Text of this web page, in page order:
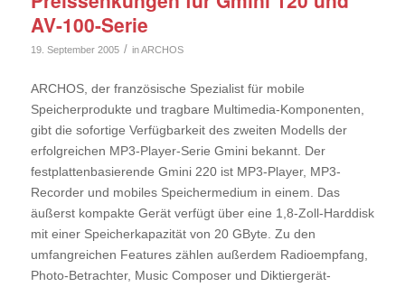
AV-100-Serie
19. September 2005 / inARCHOS
ARCHOS, der französische Spezialist für mobile
Speicherprodukte und tragbare Multimedia-Komponenten,
gibt die sofortige Verfügbarkeit des zweiten Modells der
erfolgreichen MP3-Player-Serie Gmini bekannt. Der
festplattenbasierende Gmini 220 ist MP3-Player, MP3-
Recorder und mobiles Speichermedium in einem. Das
äußerst kompakte Gerät verfügt über eine 1,8-Zoll-Harddisk
mit einer Speicherkapazität von 20 GByte. Zu den
umfangreichen Features zählen außerdem Radioempfang,
Photo-Betrachter, Music Composer und Diktiergerät-